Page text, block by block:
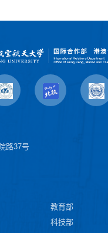
路37号
教育部
科技部